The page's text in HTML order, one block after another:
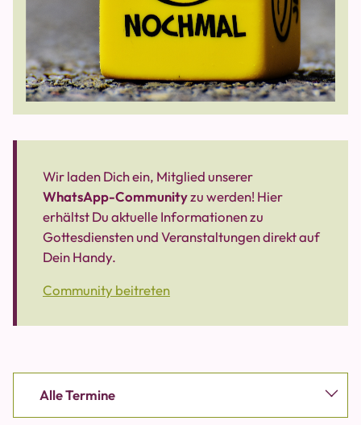
Wir laden Dich ein, Mitglied unserer
WhatsApp-Communityzu werden! Hier
erhältst Du aktuelle Informationen zu
Gottesdiensten und Veranstaltungen direkt auf
Dein Handy.
Community beitreten
Alle Termine